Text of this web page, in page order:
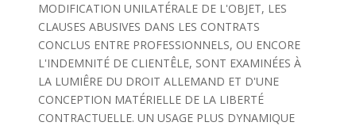
MODIFICATION UNILATÉRALE DE L'OBJET, LES
CLAUSES ABUSIVES DANS LES CONTRATS
CONCLUS ENTRE PROFESSIONNELS, OU ENCORE
L'INDEMNITÉ DE CLIENTÊLE, SONT EXAMINÉES À
LA LUMIÊRE DU DROIT ALLEMAND ET D'UNE
CONCEPTION MATÉRIELLE DE LA LIBERTÉ
CONTRACTUELLE. UN USAGE PLUS DYNAMIQUE